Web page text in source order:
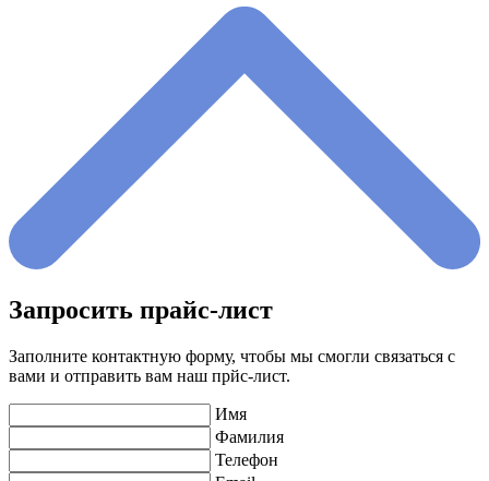
Запросить прайс-лист
Заполните контактную форму, чтобы мы смогли связаться с
вами и отправить вам наш прйс-лист.
Имя
Фамилия
Телефон